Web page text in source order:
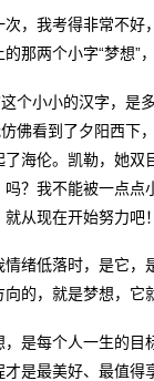
次，我考得非常不好
那两个小字“梦想”
这个小小的汉字，是
仿佛看到了夕阳西下
了海伦。凯勒，她双
吗？我不能被一点点
从现在开始努力吧！
情绪低落时，是它，
向的，就是梦想，它
，是每个人一生的目
才是最美好、最值得